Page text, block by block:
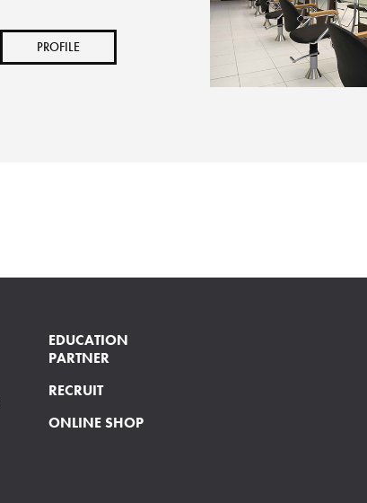
PROFILE
EDUCATION
PARTNER
RECRUIT
ONLINE SHOP